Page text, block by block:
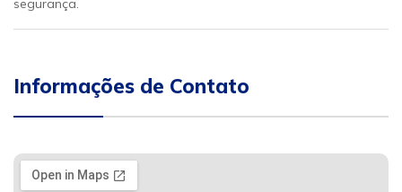
segurança.
Informações de Contato